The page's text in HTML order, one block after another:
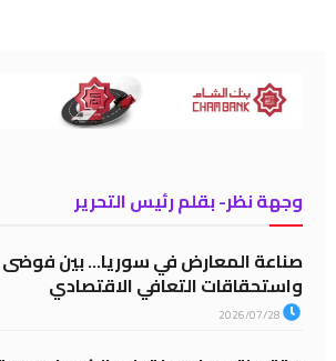
وجهة نظر- بقلم رئيس التحرير
صناعة المعارض في سوريا… بين فوضى
واستحقاقات التعافي الاقتصادي